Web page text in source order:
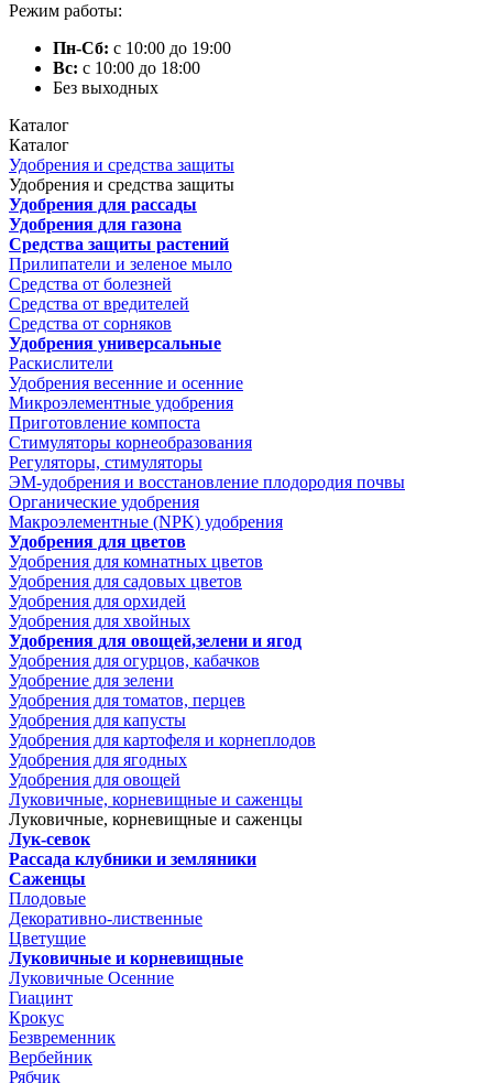
Режим работы:
Пн-Сб: с 10:00 до 19:00
Вс: с 10:00 до 18:00
Без выходных
Каталог
Каталог
Удобрения и средства защиты
Удобрения и средства защиты
Удобрения для рассады
Удобрения для газона
Средства защиты растений
Прилипатели и зеленое мыло
Средства от болезней
Средства от вредителей
Средства от сорняков
Удобрения универсальные
Раскислители
Удобрения весенние и осенние
Микроэлементные удобрения
Приготовление компоста
Стимуляторы корнеобразования
Регуляторы, стимуляторы
ЭМ-удобрения и восстановление плодородия почвы
Органические удобрения
Макроэлементные (NPK) удобрения
Удобрения для цветов
Удобрения для комнатных цветов
Удобрения для садовых цветов
Удобрения для орхидей
Удобрения для хвойных
Удобрения для овощей,зелени и ягод
Удобрения для огурцов, кабачков
Удобрение для зелени
Удобрения для томатов, перцев
Удобрения для капусты
Удобрения для картофеля и корнеплодов
Удобрения для ягодных
Удобрения для овощей
Луковичные, корневищные и саженцы
Луковичные, корневищные и саженцы
Лук-севок
Рассада клубники и земляники
Саженцы
Плодовые
Декоративно-лиственные
Цветущие
Луковичные и корневищные
Луковичные Осенние
Гиацинт
Крокус
Безвременник
Вербейник
Рябчик